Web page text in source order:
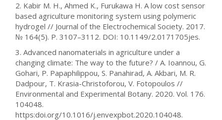
2. Kabir M. H., Ahmed K., Furukawa H. A low cost sensor
based agriculture monitoring system using polymeric
hydrogel // Journal of the Electrochemical Society. 2017.
№ 164(5). P. 3107–3112. DOI: 10.1149/2.0171705jes.
3. Advanced nanomaterials in agriculture under a
changing climate: The way to the future? / A. Ioannou, G.
Gohari, P. Papaphilippou, S. Panahirad, A. Akbari, M. R.
Dadpour, T. Krasia-Christoforou, V. Fotopoulos //
Environmental and Experimental Botany. 2020. Vol. 176.
104048.
https:doi.org/10.1016/j.envexpbot.2020.104048.